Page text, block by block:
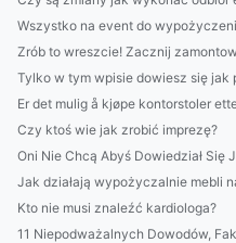
Wszystko na event do
Zrób to wreszcie! Zacznij
Tylko w tym wpisie dowiesz się jak
Er det mulig å kjøpe kontorstoler
Czy ktoś wie jak zrobić imprezę?
Oni Nie Chcą Abyś Dowiedział Się
Jak działają wypożyczalnie mebli
Kto nie musi znaleźć kardiologa?
11 Niepodważalnych Dowodów,